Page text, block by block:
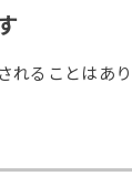
れることはあり